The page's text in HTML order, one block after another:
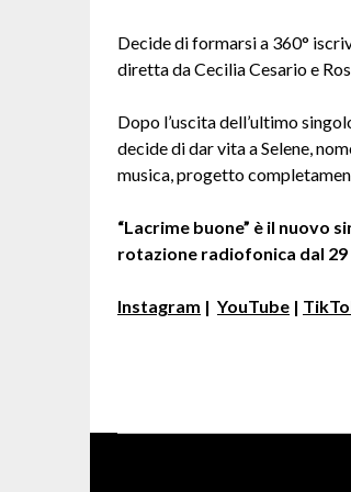
Decide di formarsi a 360°
diretta da Cecilia Cesario e
Dopo l’uscita dell’ultimo
decide di dar vita a Selene,
musica, progetto
“Lacrime buone” è il nuovo
rotazione radiofonica dal 29
Instagram | YouTube |